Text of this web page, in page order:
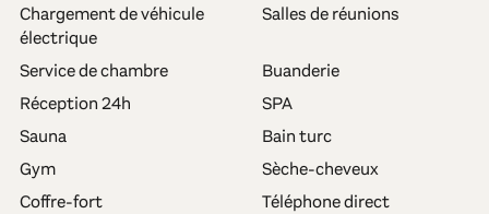
Chargement de véhicule
électrique
Salles de réunions
Service de chambre
Buanderie
Réception 24h
SPA
Sauna
Bain turc
Gym
Sèche-cheveux
Coffre-fort
Téléphone direct